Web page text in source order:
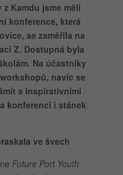
z Kamdu jsme měli
konference, která
se zaměřila na
Z. Dostupná byla
Na účastníky
navíc se
s inspirativními
konferenci i stánek
ve švech
Future Port Youth